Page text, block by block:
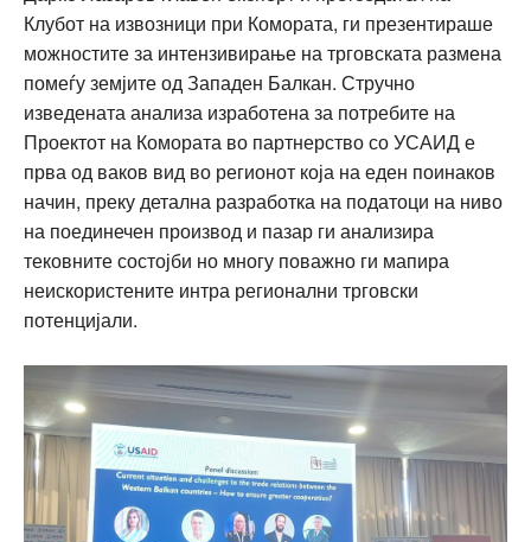
Клубот на извозници при Комората, ги презентираше
можностите за интензивирање на трговската размена
помеѓу земјите од Западен Балкан. Стручно
изведената анализа изработена за потребите на
Проектот на Комората во партнерство со УСАИД е
прва од ваков вид во регионот која на еден поинаков
начин, преку детална разработка на податоци на ниво
на поединечен производ и пазар ги анализира
тековните состојби но многу поважно ги мапира
неискористените интра регионални трговски
потенцијали.